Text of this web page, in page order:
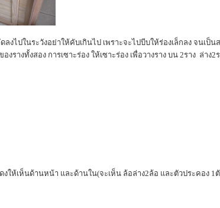
ดลงไปในระวังอย่าให้คับเกินไป เพราะจะไปบีบให้ร่องเล็กลง จน
างทั้งสอง การเซาะร่อง ให้เซาะร่อง เพื่อวางราง บน 2ราง ล่าง2
งให้เห็นด้านหน้า และด้านใน(จะเห็น ล้อล่าง2ล้อ และตัวประคอง 1ตั